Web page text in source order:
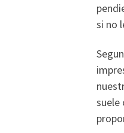
si no
suele